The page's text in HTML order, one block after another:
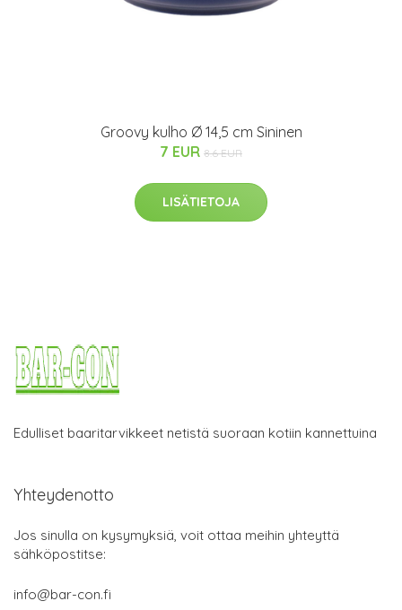
Groovy kulho Ø 14,5 cm Sininen
7 EUR 8.6 EUR
LISÄTIETOJA
Edulliset baaritarvikkeet netistä suoraan kotiin kannettuina
Yhteydenotto
Jos sinulla on kysymyksiä, voit ottaa meihin yhteyttä
sähköpostitse:
info@bar-con.fi